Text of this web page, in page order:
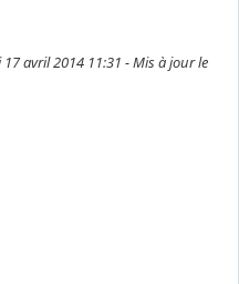
avril 2014 11:31 - Mis à jour le